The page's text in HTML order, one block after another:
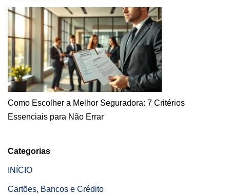
Como Escolher a Melhor Seguradora: 7 Critérios
Essenciais para Não Errar
Categorias
INÍCIO
Cartões, Bancos e Crédito